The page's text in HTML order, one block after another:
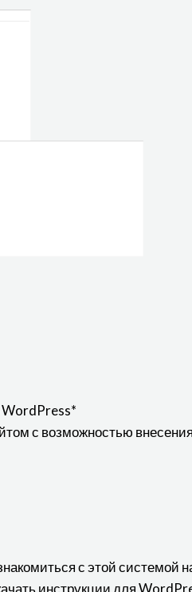
WordPress*
с возможностью
с этой системой
инструкции для